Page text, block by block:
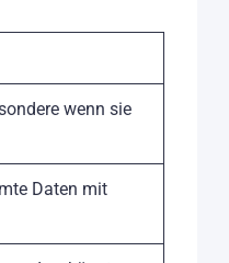
wenn sie
Daten mit